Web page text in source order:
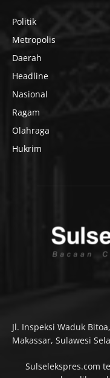
Politik
Metropolis
Daerah
Headline
Nasional
Ragam
Olahraga
Hukrim
Jl. Inspeksi Waduk
Makassar, Sulawesi
Sulselekspres.com